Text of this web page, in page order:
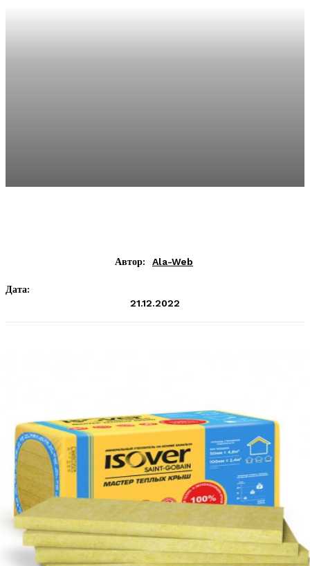
Автор: Ala-Web
Дата:
21.12.2022